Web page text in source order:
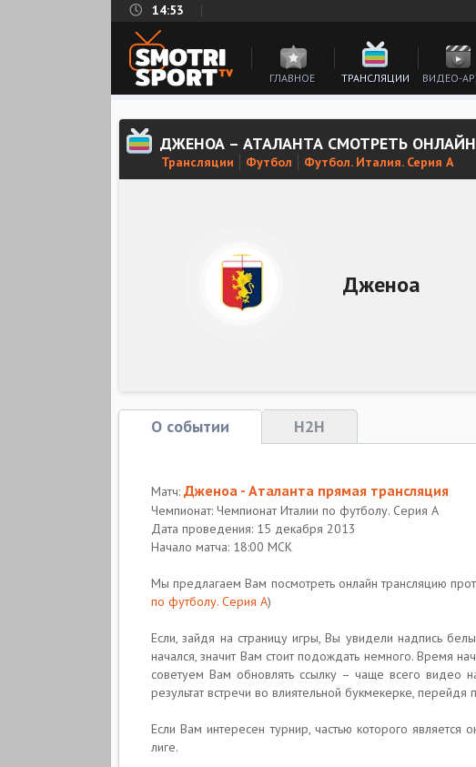
14:53
ГЛАВНОЕ ТРАНСЛЯЦИИ ВИДЕО-
ДЖЕНОА – АТАЛАНТА СМОТРЕТЬ ОНЛАЙН
Трансляции Футбол Футбол. Италия. Серия А
Дженоа
О событии H2H
Матч: Дженоа - Аталанта прямая трансляция
Чемпионат: Чемпионат Италии по футболу. Серия A
Дата проведения: 15 декабря 2013
Начало матча: 18:00 МСК
Мы предлагаем Вам посмотреть онлайн трансляцию
по футболу. Серия A)
Если, зайдя на страницу игры, Вы увидели надпись
начался, значит Вам стоит подождать немного. Время
советуем Вам обновлять ссылку – чаще всего видео
результат встречи во влиятельной букмекерке, перейдя
Если Вам интересен турнир, частью которого является
лиге.